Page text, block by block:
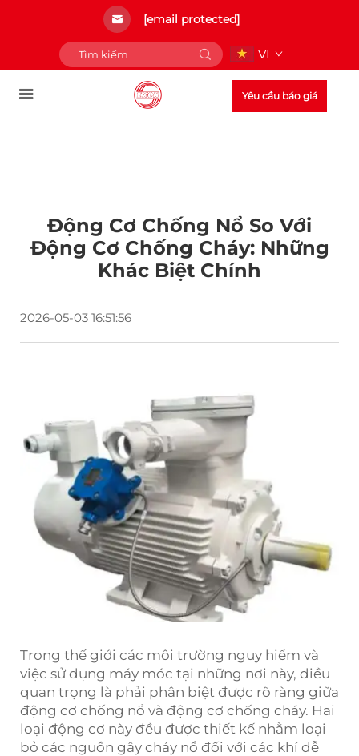
[email protected]
VI
Yêu cầu báo giá
Động Cơ Chống Nổ So Với
Động Cơ Chống Cháy: Những
Khác Biệt Chính
2026-05-03 16:51:56
Trong thế giới các môi trường nguy hiểm và
việc sử dụng máy móc tại những nơi này, điều
quan trọng là phải phân biệt được rõ ràng giữa
động cơ chống nổ và động cơ chống cháy. Hai
loại động cơ này đều được thiết kế nhằm loại
bỏ các nguồn gây cháy nổ đối với các khí dễ